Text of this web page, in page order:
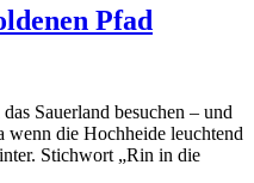
Pfad
Sauerland besuchen – und
wenn die Hochheide leuchtend
Stichwort „Rin in die